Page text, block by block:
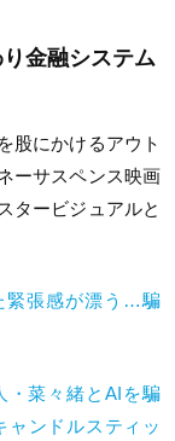
金融システム
股にかけるアウト
ーサスペンス映画
タービジュアルと
緊張感が漂う…騙
・菜々緒とAI を騙
ャンドルスティッ